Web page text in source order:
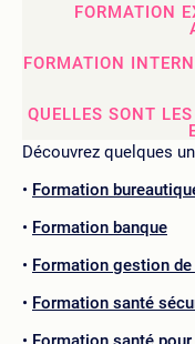
FORMATION
FORMATION
QUELLES SONT
Découvrez quelques
Formation
Formation banque
Formation gestion
Formation santé